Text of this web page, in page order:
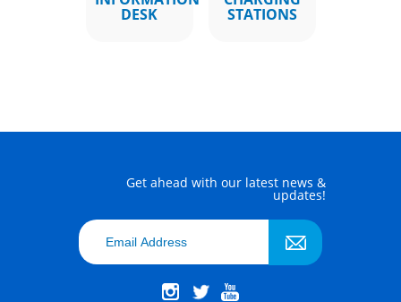
DESK STATIONS
Get ahead with our latest news &
updates!